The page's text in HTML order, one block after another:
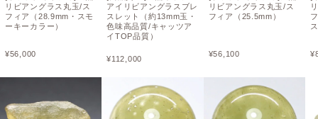
リビアングラス丸玉/ス
フィア（28.9mm・スモ
ーキーカラー）
¥56,000
アイリビアングラスブレ
スレット（約13mm玉・
色味高品質/キャッツア
イTOP品質）
¥112,000
リビアングラス丸玉/ス
フィア（25.5mm）
¥56,100 ¥